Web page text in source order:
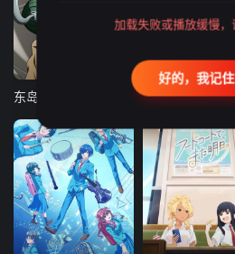
更新至21集
古诺希亚
加载失败或播放缓慢
好的，我记